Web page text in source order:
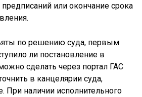
или окончание срока
по решению суда, первым
ли постановление в
сделать через портал ГАС
в канцелярии суда,
наличии исполнительного